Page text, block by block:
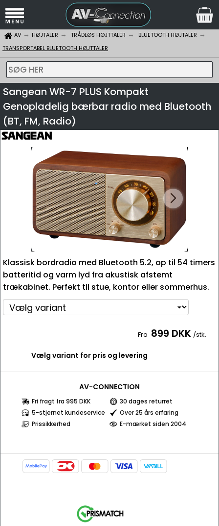
AV HØJTALER TRÅDLØS HØJTTALER
BLUETOOTH HØJTALER
TRANSPORTABEL BLUETOOTH HØJTTALER
SØG HER
Sangean WR-7 PLUS Kompakt
Genopladelig bærbar radio med Bluetooth
(BT, FM, Radio)
Klassisk bordradio med Bluetooth 5.2, op til 54 timers
batteritid og varm lyd fra akustisk afstemt
trækabinet. Perfekt til stue, kontor eller sommerhus.
Fra 899 DKK /stk.
Vælg variant for pris og levering
AV-CONNECTION
Fri fragt fra 995 DKK
30 dages returret
5-stjernet kundeservice
Over 25 års erfaring
Prissikkerhed
E-mærket siden 2004